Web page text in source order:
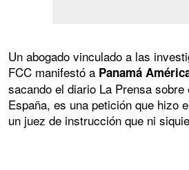
Un abogado vinculado a las
FCC manifestó a Panamá
sacando el diario La Prensa sobre
España, es una petición que hizo
un juez de instrucción que ni